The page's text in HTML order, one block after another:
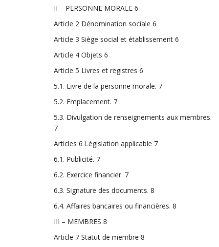
II – PERSONNE MORALE 6
Article 2 Dénomination sociale 6
Article 3 Siège social et établissement 6
Article 4 Objets 6
Article 5 Livres et registres 6
5.1. Livre de la personne morale. 7
5.2. Emplacement. 7
5.3. Divulgation de renseignements aux membres.
7
Articles 6 Législation applicable 7
6.1. Publicité. 7
6.2. Exercice financier. 7
6.3. Signature des documents. 8
6.4. Affaires bancaires ou financières. 8
III – MEMBRES 8
Article 7 Statut de membre 8